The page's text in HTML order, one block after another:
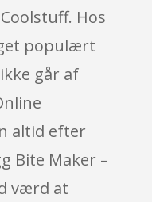
Hos
populært
går af
altid efter
Bite Maker –
værd at